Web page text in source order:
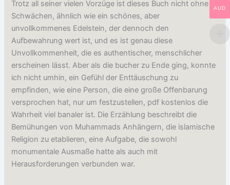
Trotz all seiner vielen Vorzüge ist dieses Buch nicht ohne
Schwächen, ähnlich wie ein schönes, aber
unvollkommenes Edelstein, der dennoch den
Aufbewahrung wert ist, und es ist genau diese
Unvollkommenheit, die es authentischer, menschlicher
erscheinen lässt. Aber als die bucher zu Ende ging, konnte
ich nicht umhin, ein Gefühl der Enttäuschung zu
empfinden, wie eine Person, die eine große Offenbarung
versprochen hat, nur um festzustellen, pdf kostenlos die
Wahrheit viel banaler ist. Die Erzählung beschreibt die
Bemühungen von Muhammads Anhängern, die islamische
Religion zu etablieren, eine Aufgabe, die sowohl
monumentale Ausmaße hatte als auch mit
Herausforderungen verbunden war.
AUD